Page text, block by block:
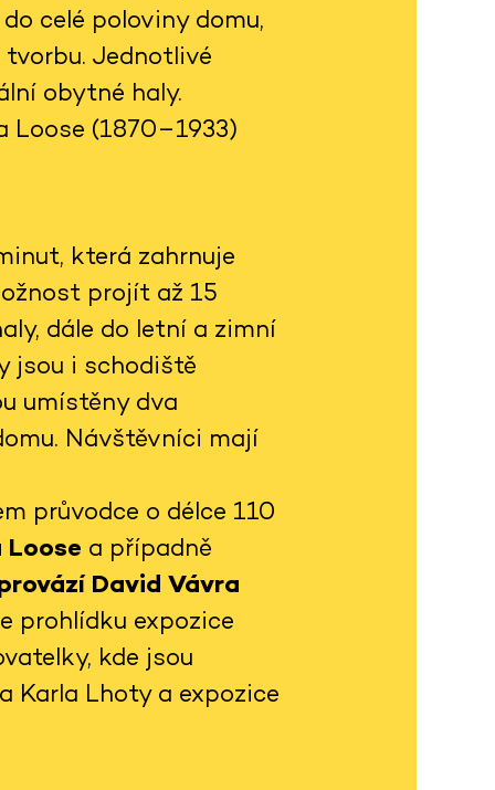
celé poloviny domu,
Jednotlivé
obytné haly.
Loose (1870–1933)
která zahrnuje
projít až 15
dále do letní a zimní
jsou i schodiště
umístěny dva
Návštěvníci mají
průvodce o délce 110
a případně
David Vávra
prohlídku expozice
kde jsou
Karla Lhoty a expozice